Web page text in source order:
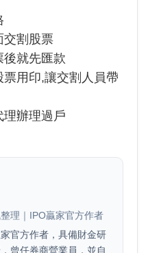
交割股票
後就先匯款
用印,讓交割人員帶
理辦理過戶
理｜IPO贏家官方作者
官方作者，具備財金研
曾任券商營業員，並自